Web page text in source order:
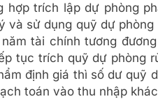
trích lập dự phòng
và sử dụng quỹ dự
tài chính tương
tục trích quỹ dự phòng
định giá thì số dư quỹ
toán vào thu nhập